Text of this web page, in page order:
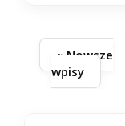
« Nowsze
wpisy